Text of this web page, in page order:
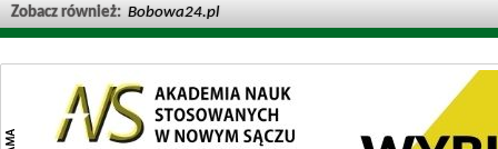
Zobacz również: Bobowa24.pl